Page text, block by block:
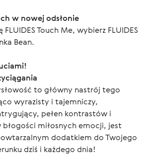
w nowej odsłonie
Touch Me, wybierz FLUIDES
Bean.
to główny nastrój tego
wyrazisty i tajemniczy,
pełen kontrastów i
błogości miłosnych emocji, jest
dodatkiem do Twojego
dziś i każdego dnia!